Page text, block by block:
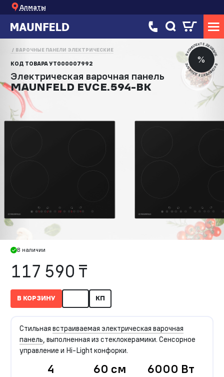
Алматы
%
В КОМПЛЕКТЕ ДЕШЕВЛЕ
В КОМПЛЕКТЕ ДЕШЕВЛЕ
ВАРОЧНЫЕ ПАНЕЛИ ЭЛЕКТРИЧЕСКИЕ
КОД ТОВАРАУТ000007992
Электрическая варочная панель
MAUNFELD EVCE.594-BK
В наличии
117 590 ₸
В КОРЗИНУ КП
Стильная встраиваемая электрическая варочная
панель, выполненная из стеклокерамики. Сенсорное
управление и Hi-Light конфорки.
4 60 см 6000 Вт